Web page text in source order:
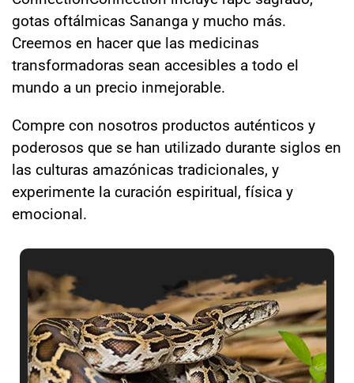
gotas oftálmicas Sananga y mucho más.
Creemos en hacer que las medicinas
transformadoras sean accesibles a todo el
mundo a un precio inmejorable.
Compre con nosotros productos auténticos y
poderosos que se han utilizado durante siglos en
las culturas amazónicas tradicionales, y
experimente la curación espiritual, física y
emocional.